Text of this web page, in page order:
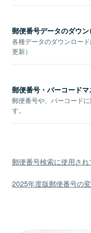
郵便番号データのダウン
各種データのダウンロー
更新）
郵便番号・バーコード
郵便番号や、バーコード
す。
郵便番号検索に使用さ
2025年度版郵便番号の